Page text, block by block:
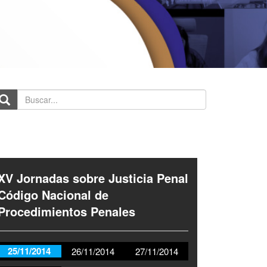
Jornadas sobre Justicia Penal
Nacional de
Penales
25/11/2014 26/11/2014 27/11/2014